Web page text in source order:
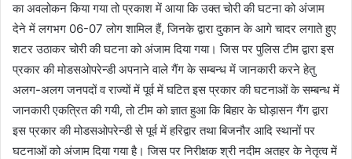
का अवलोकन किया गया तो प्रकाश में आया कि उक्त चोरी की घटना को अंजाम
देने में लगभग 06-07 लोग शामिल हैं, जिनके द्वारा दुकान के आगे चादर लगाते हुए
शटर उठाकर चोरी की घटना को अंजाम दिया गया। जिस पर पुलिस टीम द्वारा इस
प्रकार की मोडसओपरेन्डी अपनाने वाले गैंग के सम्बन्ध में जानकारी करने हेतु
अलग-अलग जनपदों व राज्यों में पूर्व में घटित इस प्रकार की घटनाओं के सम्बन्ध में
जानकारी एकत्रित की गयी, तो टीम को ज्ञात हुआ कि बिहार के घोड़ासन गैंग द्वारा
इस प्रकार की मोडसओपरेन्डी से पूर्व में हरिद्वार तथा बिजनौर आदि स्थानों पर
घटनाओं को अंजाम दिया गया है। जिस पर निरीक्षक श्री नदीम अतहर के नेतृत्व में